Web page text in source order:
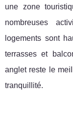
une zone
nombreuses
logements sont
terrasses et
anglet reste le
tranquillité.